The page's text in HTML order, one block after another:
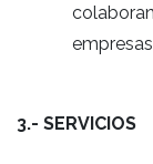
empresas
3.- SERVICIOS